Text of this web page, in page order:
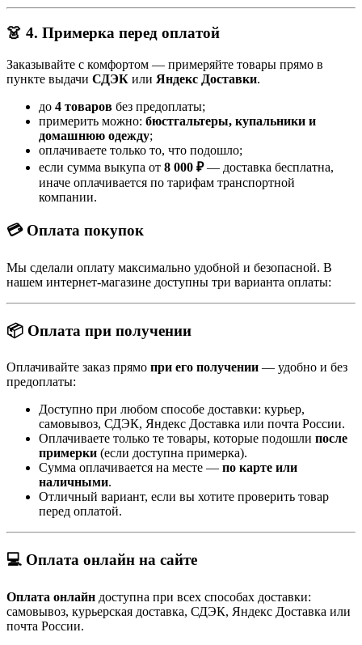
👗 4. Примерка перед оплатой
Заказывайте с комфортом — примеряйте товары прямо в
пункте выдачи СДЭК или Яндекс Доставки.
до 4 товаров без предоплаты;
примерить можно: бюстгальтеры, купальники и
домашнюю одежду;
оплачиваете только то, что подошло;
если сумма выкупа от 8 000 ₽— доставка бесплатна,
иначе оплачивается по тарифам транспортной
компании.
💳 Оплата покупок
Мы сделали оплату максимально удобной и безопасной. В
нашем интернет-магазине доступны три варианта оплаты:
📦 Оплата при получении
Оплачивайте заказ прямо при его получении — удобно и без
предоплаты:
Доступно при любом способе доставки: курьер,
самовывоз, СДЭК, Яндекс Доставка или почта России.
Оплачиваете только те товары, которые подошли после
примерки (если доступна примерка).
Сумма оплачивается на месте — по карте или
наличными.
Отличный вариант, если вы хотите проверить товар
перед оплатой.
💻 Оплата онлайн на сайте
Оплата онлайн доступна при всех способах доставки:
самовывоз, курьерская доставка, СДЭК, Яндекс Доставка или
почта России.